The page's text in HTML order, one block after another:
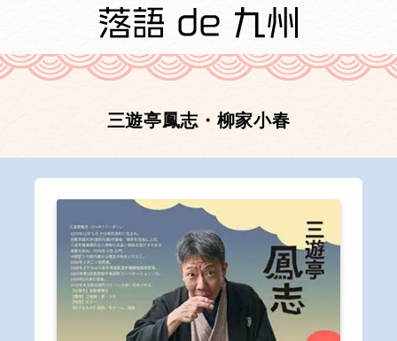
三遊亭鳳志・柳家小春